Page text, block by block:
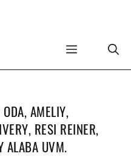
MENÜ
AMELIY,
RESI REINER,
ALABA UVM.